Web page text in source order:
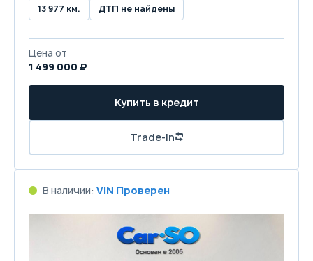
13 977 км. ДТП не найдены
Цена от
1 499 000 ₽
Купить в кредит
Trade-in
В наличии: VIN Проверен